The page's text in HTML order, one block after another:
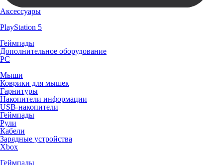
Аксессуары
PlayStation 5
Геймпады
Дополнительное оборудование
PC
Мыши
Коврики для мышек
Гарнитуры
Накопители информации
USB-накопители
Геймпады
Рули
Кабели
Зарядные устройства
Xbox
Геймпады